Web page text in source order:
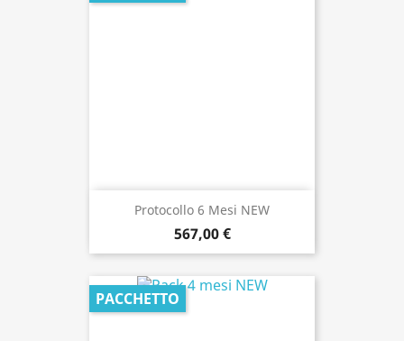
Protocollo 6 Mesi NEW
567,00 €
PACCHETTO